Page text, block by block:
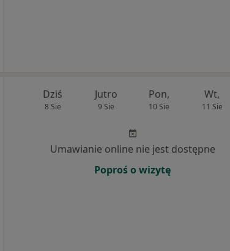
Dziś
8 Sie
Jutro
9 Sie
Pon,
10 Sie
Wt,
11 Sie
Umawianie online nie jest dostępne
Poproś o wizytę